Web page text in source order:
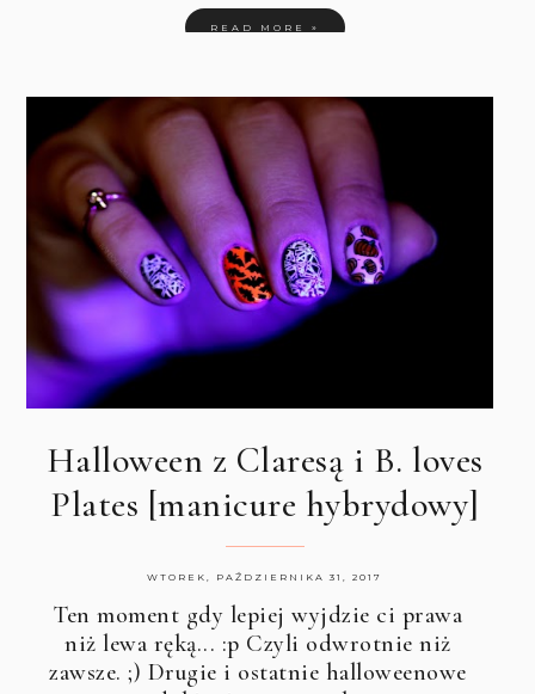
READ MORE »
Halloween z Claresą i B. loves
Plates [manicure hybrydowy]
WTOREK, PAŹDZIERNIKA 31, 2017
Ten moment gdy lepiej wyjdzie ci prawa
niż lewa ręką... :p Czyli odwrotnie niż
zawsze. ;) Drugie i ostatnie halloweenowe